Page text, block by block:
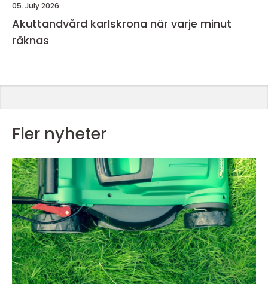
05. July 2026
Akuttandvård karlskrona när varje minut
räknas
Fler nyheter